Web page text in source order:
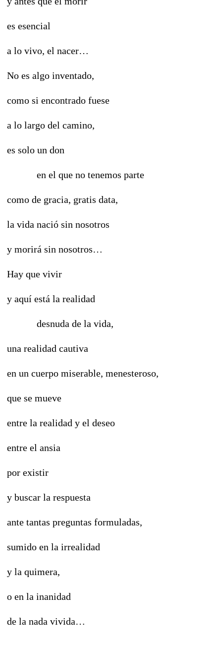
es esencial
a lo vivo, el nacer…
No es algo inventado,
como si encontrado fuese
a lo largo del camino,
es solo un don
en el que no tenemos parte
como de gracia, gratis data,
la vida nació sin nosotros
y morirá sin nosotros…
Hay que vivir
y aquí está la realidad
desnuda de la vida,
una realidad cautiva
en un cuerpo miserable, menesteroso,
que se mueve
entre la realidad y el deseo
entre el ansia
por existir
y buscar la respuesta
ante tantas preguntas formuladas,
sumido en la irrealidad
y la quimera,
o en la inanidad
de la nada vivida…